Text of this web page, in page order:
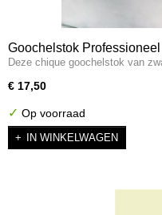
Goochelstok
Deze chique goochelstok van
€ 17,50
✓ Op voorraad
IN WINKELWAGEN